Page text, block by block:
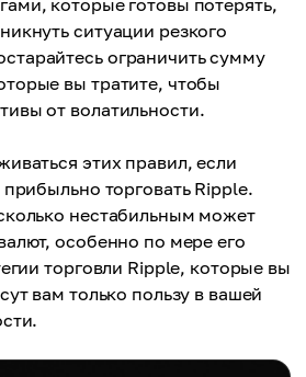
которые готовы потерять,
ситуации резкого
ограничить сумму
вы тратите, чтобы
от волатильности.
этих правил, если
торговать Ripple.
нестабильным может
особенно по мере его
торговли Ripple, которые вы
вам только пользу в вашей